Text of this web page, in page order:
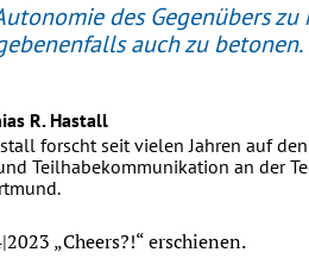
des Gegenübers
auch zu betonen.
R. Hastall
forscht seit vielen Jahren auf
Teilhabekommunikation an der
„Cheers?!“ erschienen.